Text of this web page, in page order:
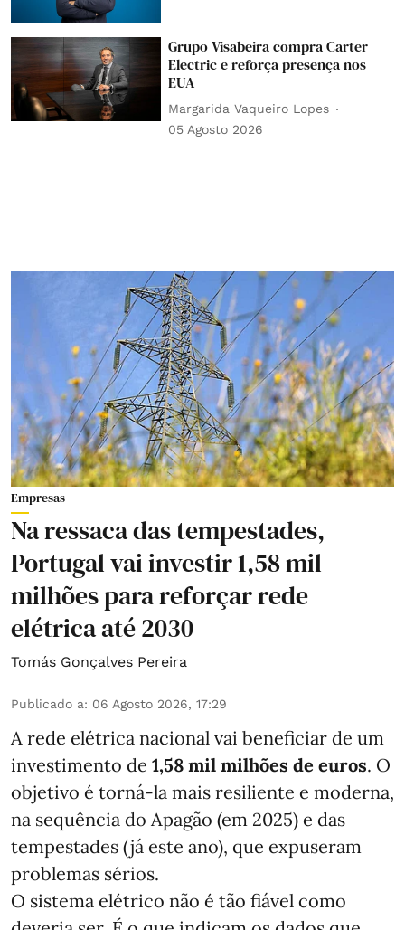
Grupo Visabeira compra Carter
Electric e reforça presença nos
EUA
Margarida Vaqueiro Lopes
05 Agosto 2026
Empresas
Na ressaca das tempestades,
Portugal vai investir 1,58 mil
milhões para reforçar rede
elétrica até 2030
Tomás Gonçalves Pereira
Publicado a: 06 Agosto 2026, 17:29
A rede elétrica nacional vai beneficiar de um
investimento de 1,58 mil milhões de euros. O
objetivo é torná-la mais resiliente e moderna,
na sequência do Apagão (em 2025) e das
tempestades (já este ano), que expuseram
problemas sérios.
O sistema elétrico não é tão fiável como